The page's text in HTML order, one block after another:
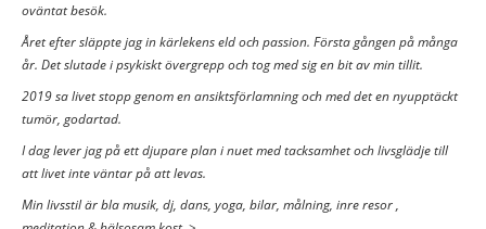
oväntat besök.
Året efter släppte jag in kärlekens eld och passion. Första gången på många
år. Det slutade i psykiskt övergrepp och tog med sig en bit av min tillit.
2019 sa livet stopp genom en ansiktsförlamning och med det en nyupptäckt
tumör, godartad.
I dag lever jag på ett djupare plan i nuet med tacksamhet och livsglädje till
att livet inte väntar på att levas.
Min livsstil är bla musik, dj, dans, yoga, bilar, målning, inre resor ,